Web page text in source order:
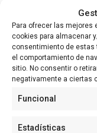
Para ofrecer las
cookies para almacenar
consentimiento de estas
el comportamiento de
sitio. No consentir o
negativamente a ciertas
Funcional
Estadísticas